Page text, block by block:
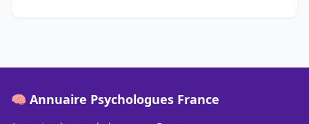
🧠 Annuaire Psychologues France